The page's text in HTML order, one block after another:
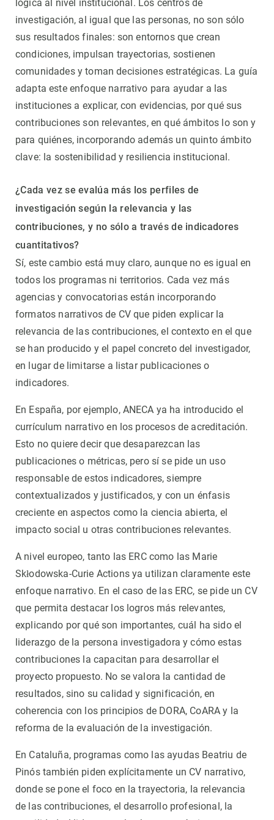
lógica al nivel institucional. Los centros de
investigación, al igual que las personas, no son sólo
sus resultados finales: son entornos que crean
condiciones, impulsan trayectorias, sostienen
comunidades y toman decisiones estratégicas. La guía
adapta este enfoque narrativo para ayudar a las
instituciones a explicar, con evidencias, por qué sus
contribuciones son relevantes, en qué ámbitos lo son y
para quiénes, incorporando además un quinto ámbito
clave: la sostenibilidad y resiliencia institucional.
¿Cada vez se evalúa más los perfiles de
investigación según la relevancia y las
contribuciones, y no sólo a través de indicadores
cuantitativos?
Sí, este cambio está muy claro, aunque no es igual en
todos los programas ni territorios. Cada vez más
agencias y convocatorias están incorporando
formatos narrativos de CV que piden explicar la
relevancia de las contribuciones, el contexto en el que
se han producido y el papel concreto del investigador,
en lugar de limitarse a listar publicaciones o
indicadores.
En España, por ejemplo, ANECA ya ha introducido el
currículum narrativo en los procesos de acreditación.
Esto no quiere decir que desaparezcan las
publicaciones o métricas, pero sí se pide un uso
responsable de estos indicadores, siempre
contextualizados y justificados, y con un énfasis
creciente en aspectos como la ciencia abierta, el
impacto social u otras contribuciones relevantes.
A nivel europeo, tanto las ERC como las Marie
Skłodowska-Curie Actions ya utilizan claramente este
enfoque narrativo. En el caso de las ERC, se pide un CV
que permita destacar los logros más relevantes,
explicando por qué son importantes, cuál ha sido el
liderazgo de la persona investigadora y cómo estas
contribuciones la capacitan para desarrollar el
proyecto propuesto. No se valora la cantidad de
resultados, sino su calidad y significación, en
coherencia con los principios de DORA, CoARA y la
reforma de la evaluación de la investigación.
En Cataluña, programas como las ayudas Beatriu de
Pinós también piden explícitamente un CV narrativo,
donde se pone el foco en la trayectoria, la relevancia
de las contribuciones, el desarrollo profesional, la